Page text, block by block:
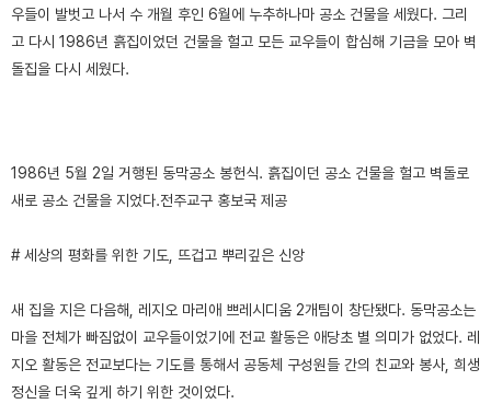
우들이 발벗고 나서 수 개월 후인 6월에 누추하나마 공소 건물을 세웠다. 그리
고 다시 1986년 흙집이었던 건물을 헐고 모든 교우들이 합심해 기금을 모아 벽
돌집을 다시 세웠다.
1986년 5월 2일 거행된 동막공소 봉헌식. 흙집이던 공소 건물을 헐고 벽돌로
새로 공소 건물을 지었다.전주교구 홍보국 제공
# 세상의 평화를 위한 기도, 뜨겁고 뿌리깊은 신앙
새 집을 지은 다음해, 레지오 마리애 쁘레시디움 2개팀이 창단됐다. 동막공소는
마을 전체가 빠짐없이 교우들이었기에 전교 활동은 애당초 별 의미가 없었다. 레
지오 활동은 전교보다는 기도를 통해서 공동체 구성원들 간의 친교와 봉사, 희생
정신을 더욱 깊게 하기 위한 것이었다.